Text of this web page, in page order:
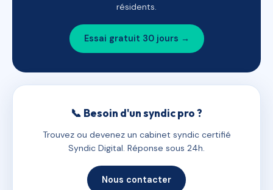
résidents.
Essai gratuit 30 jours →
📞 Besoin d'un syndic pro ?
Trouvez ou devenez un cabinet syndic certifié
Syndic Digital. Réponse sous 24h.
Nous contacter